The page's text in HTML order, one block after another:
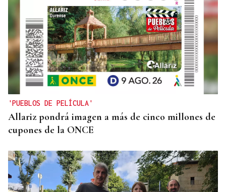
'PUEBLOS DE PELÍCULA'
Allariz pondrá imagen a más de cinco millones de
cupones de la ONCE